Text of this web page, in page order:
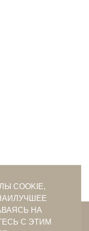
COOKIE,
НА
С ЭТИМ